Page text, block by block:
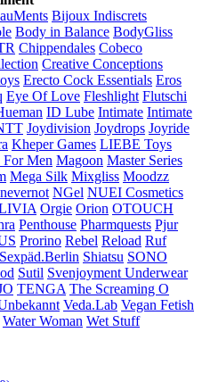
Bijoux Indiscrets
Body in Balance BodyGliss
Chippendales Cobeco
Creative Conceptions
Erecto Cock Essentials Eros
Eye Of Love Fleshlight Flutschi
ID Lube Intimate Intimate
Joydivision Joydrops Joyride
Kheper Games LIEBE Toys
Men Magoon Master Series
Mega Silk Mixgliss Moodzz
nevernot NGel NUEI Cosmetics
Orgie Orion OTOUCH
Penthouse Pharmquests Pjur
Prorino Rebel Reload Ruf
Sexpäd.Berlin Shiatsu SONO
Sutil Svenjoyment Underwear
TENGA The Screaming O
Veda.Lab Vegan Fetish
Water Woman Wet Stuff